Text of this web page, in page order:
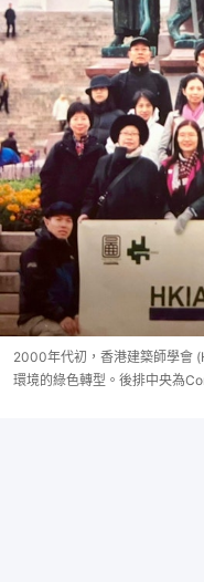
2000年代初，香港建築師學會
環境的綠色轉型。後排中央為